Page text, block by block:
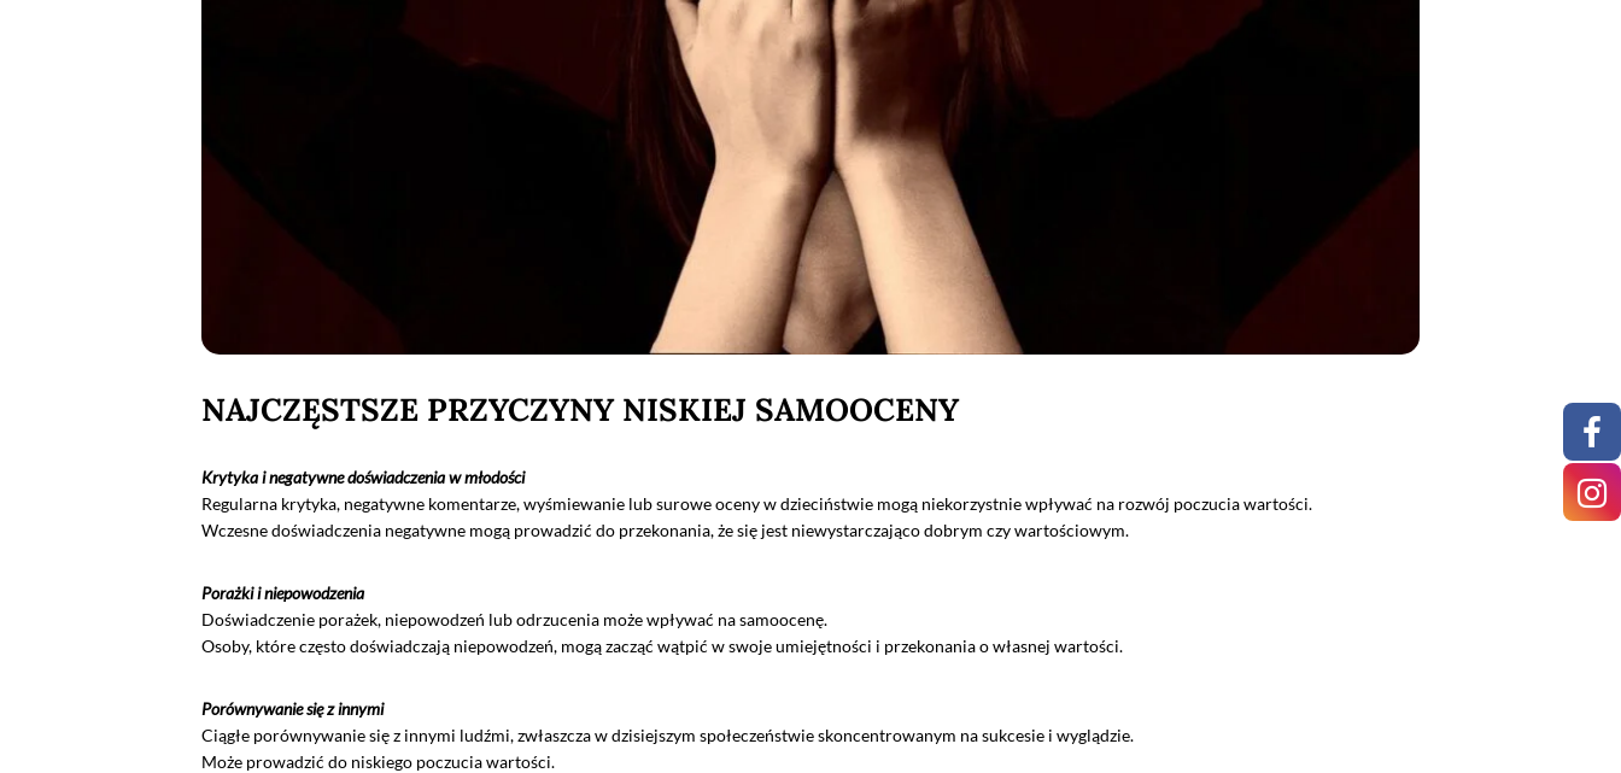
NAJCZĘSTSZE PRZYCZYNY NISKIEJ SAMOOCENY
Krytyka i negatywne doświadczenia w młodości
Regularna krytyka, negatywne komentarze, wyśmiewanie lub surowe oceny w dzieciństwie mogą niekorzystnie wpływać na rozwój poczucia wartości.
Wczesne doświadczenia negatywne mogą prowadzić do przekonania, że się jest niewystarczająco dobrym czy wartościowym.
Porażki i niepowodzenia
Doświadczenie porażek, niepowodzeń lub odrzucenia może wpływać na samoocenę.
Osoby, które często doświadczają niepowodzeń, mogą zacząć wątpić w swoje umiejętności i przekonania o własnej wartości.
Porównywanie się z innymi
Ciągłe porównywanie się z innymi ludźmi, zwłaszcza w dzisiejszym społeczeństwie skoncentrowanym na sukcesie i wyglądzie.
Może prowadzić do niskiego poczucia wartości.